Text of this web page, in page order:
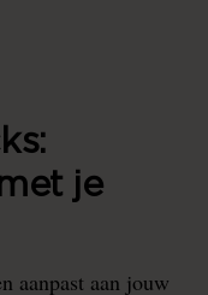
je
aanpast aan jouw